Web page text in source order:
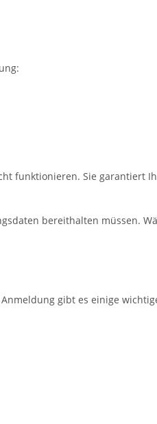
funktionieren. Sie garantiert
bereithalten müssen.
gibt es einige